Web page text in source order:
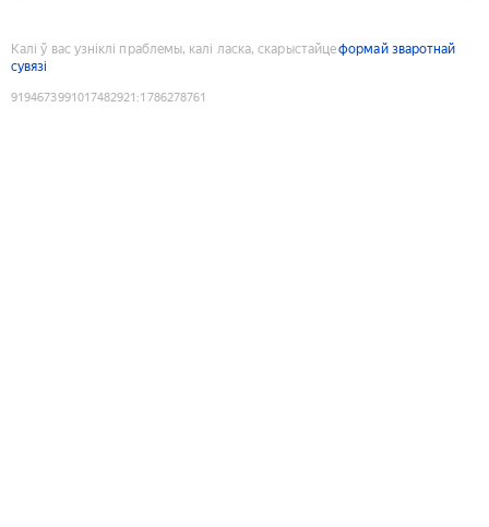
Калі ў вас узніклі праблемы, калі ласка, скарыстайцеформай зваротнай
сувязі
9194673991017482921 :1786278761